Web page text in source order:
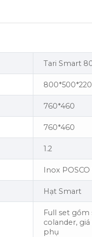
Tari Smart
760*460
760*460
1.2
Inox POSCO
Hạt Smart
Full set gồm
colander,
phụ